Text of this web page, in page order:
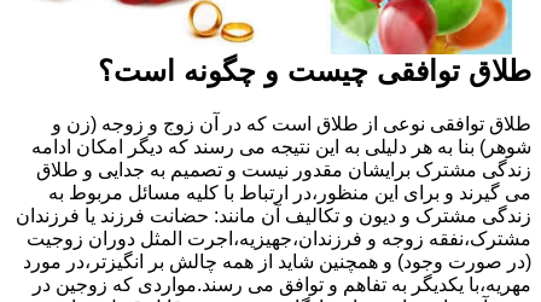
طلاق توافقی چیست و چگونه است؟
طلاق توافقی نوعی از طلاق است که در آن زوج و زوجه (زن و
شوهر) بنا به هر دلیلی به این نتیجه می رسند که دیگر امکان ادامه
زندگی مشترک برایشان مقدور نیست و تصمیم به جدایی و طلاق
می گیرند و برای این منظور،در ارتباط با کلیه مسائل مربوط به
زندگی مشترک و دیون و تکالیف آن مانند: حضانت فرزند یا فرزندان
مشترک،نفقه زوجه و فرزندان،جهیزیه،اجرت المثل دوران زوجیت
(در صورت وجود) و همچنین شاید از همه چالش بر انگیزتر،در مورد
مهریه،با یکدیگر به تفاهم و توافق می رسند.مواردی که زوجین در